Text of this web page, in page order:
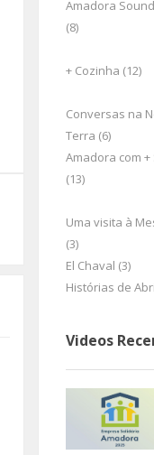
Amadora
(8)
+ Cozinha (12)
Conversas na
Terra (6)
Amadora com +
(13)
Uma visita à
(3)
El Chaval (3)
Histórias de
Videos